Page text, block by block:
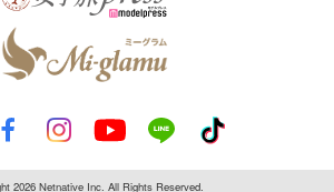
ちに（2015年11月21日公開、アーク
）- 加地径一郎役
6日公開、アイエス・フィールド） -
2016年5月21日公開、ギャガ）
2026 Netnative Inc. All Rights Reserved.